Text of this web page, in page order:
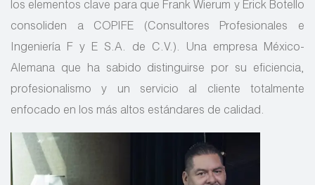
los elementos clave para que Frank Wierum y Erick Botello
consoliden a COPIFE (Consultores Profesionales e
Ingeniería F y E S.A. de C.V.). Una empresa México-
Alemana que ha sabido distinguirse por su eficiencia,
profesionalismo y un servicio al cliente totalmente
enfocado en los más altos estándares de calidad.